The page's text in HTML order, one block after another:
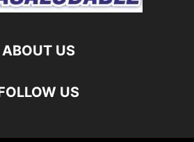
ABOUT US
US